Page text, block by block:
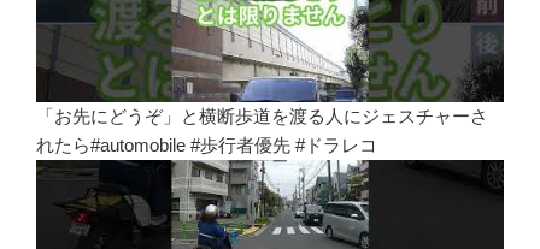
「お先にどうぞ」と横断歩道を渡る人にジェスチャーさ
れたら#automobile #歩行者優先 #ドラレコ